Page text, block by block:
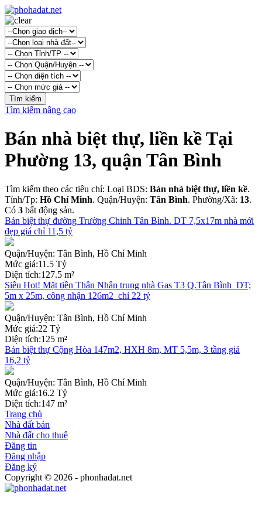
Tìm kiếm nâng cao
Bán nhà biệt thự, liền kề Tại
Phường 13, quận Tân Bình
Tìm kiếm theo các tiêu chí: Loại BDS: Bán nhà biệt thự, liền kề.
Tỉnh/Tp: Hồ Chí Minh. Quận/Huyện: Tân Bình. Phường/Xã: 13.
Có 3 bất động sản.
Bán biệt thự đường Trường Chinh Tân Bình. DT 7,5x17m nhà mới
đẹp giá chỉ 11,5 tỷ
Quận/Huyện: Tân Bình, Hồ Chí Minh
Mức giá:11.5 Tỷ
Diện tích:127.5 m²
Siêu Hot! Mặt tiền Thân Nhân trung nhà Gas T3 Q.Tân Bình_DT;
5m x 25m, công nhận 126m2_chỉ 22 tỷ
Quận/Huyện: Tân Bình, Hồ Chí Minh
Mức giá:22 Tỷ
Diện tích:125 m²
Bán biệt thự Cộng Hòa 147m2, HXH 8m, MT 5,5m, 3 tầng giá
16,2 tỷ
Quận/Huyện: Tân Bình, Hồ Chí Minh
Mức giá:16.2 Tỷ
Diện tích:147 m²
Trang chủ
Nhà đất bán
Nhà đất cho thuê
Đăng tin
Đăng nhập
Đăng ký
Copyright © 2026 - phonhadat.net